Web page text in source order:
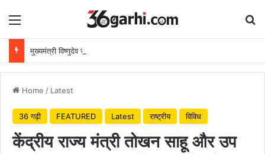
Menu
Home / Latest
36 गढ़ी FEATURED Latest राष्ट्रीय विविध
केंद्रीय राज्य मंत्री तोखन साहू और उप